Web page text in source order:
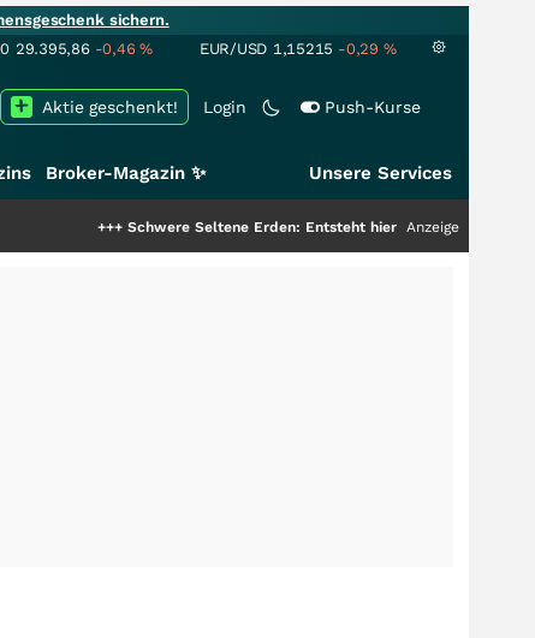
sichern.
29.395,86 -0,46% EUR/USD 1,15215 -0,29 %
Login Push-Kurse
Aktie geschenkt!
Broker-Magazin ✨ Unsere Services
Schwere Seltene Erden: Entsteht hier die nächste Milliardenstory?
Anzeige